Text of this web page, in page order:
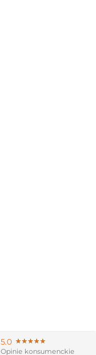
5.0 ★★★★★
★★★★★
Opinie konsumenckie